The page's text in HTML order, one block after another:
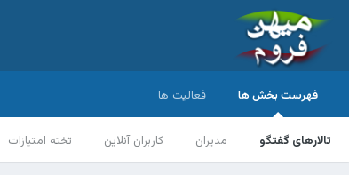
فهرست بخش ها
تالارهای گفتگو مدیران کاربران آنلاین تخته امتیازات
فعالیت ها